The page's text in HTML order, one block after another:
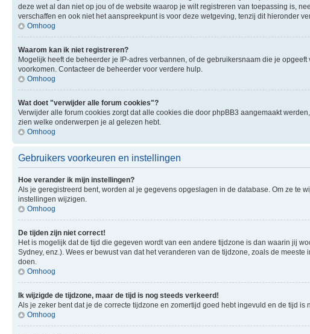
deze wet al dan niet op jou of de website waarop je wilt registreren van toepassing is,
verschaffen en ook niet het aanspreekpunt is voor deze wetgeving, tenzij dit hieronder
Omhoog
Waarom kan ik niet registreren?
Mogelijk heeft de beheerder je IP-adres verbannen, of de gebruikersnaam die je
voorkomen. Contacteer de beheerder voor verdere hulp.
Omhoog
Wat doet "verwijder alle forum cookies"?
Verwijder alle forum cookies zorgt dat alle cookies die door phpBB3 aangemaakt
zien welke onderwerpen je al gelezen hebt.
Omhoog
Gebruikers voorkeuren en instellingen
Hoe verander ik mijn instellingen?
Als je geregistreerd bent, worden al je gegevens opgeslagen in de database. Om ze te
instellingen wijzigen.
Omhoog
De tijden zijn niet correct!
Het is mogelijk dat de tijd die gegeven wordt van een andere tijdzone is dan waarin jij
Sydney, enz.). Wees er bewust van dat het veranderen van de tijdzone, zoals de
doen.
Omhoog
Ik wijzigde de tijdzone, maar de tijd is nog steeds verkeerd!
Als je zeker bent dat je de correcte tijdzone en zomertijd goed hebt ingevuld en de tijd
Omhoog